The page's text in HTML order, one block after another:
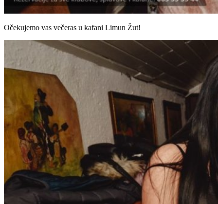
Očekujemo vas večeras u kafani Limun Žut!